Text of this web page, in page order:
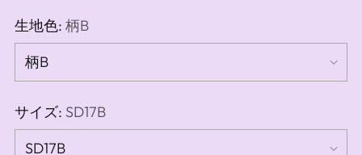
格
生地色: 柄B
サイズ: SD17B